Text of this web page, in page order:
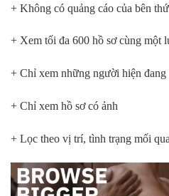
+ Không có quảng cáo của bên
+ Xem tối đa 600 hồ sơ cùng một
+ Chỉ xem những người hiện đang
+ Chỉ xem hồ sơ có ảnh
+ Lọc theo vị trí, tình trạng mối